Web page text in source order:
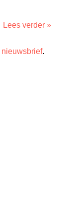
Lees verder »
nieuwsbrief.